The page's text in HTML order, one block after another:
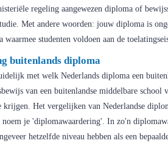
regeling aangewezen diploma of
Met andere woorden: jouw diploma is
studenten voldoen aan de
buitenlands diploma
met welk Nederlands diploma een
van een buitenlandse middelbare school
krijgen. Het vergelijken van Nederlandse
noem je 'diplomawaardering'. In zo'n
hetzelfde niveau hebben als een